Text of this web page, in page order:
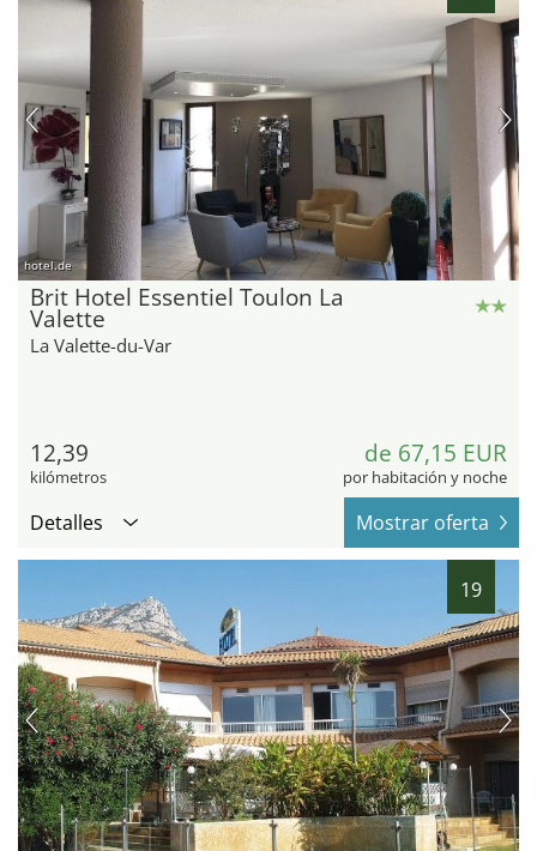
hotel.de
Brit Hotel Essentiel Toulon La
Valette
La Valette-du-Var
12,39
kilómetros
de 67,15 EUR
por habitación y noche
Detalles Mostrar oferta
19